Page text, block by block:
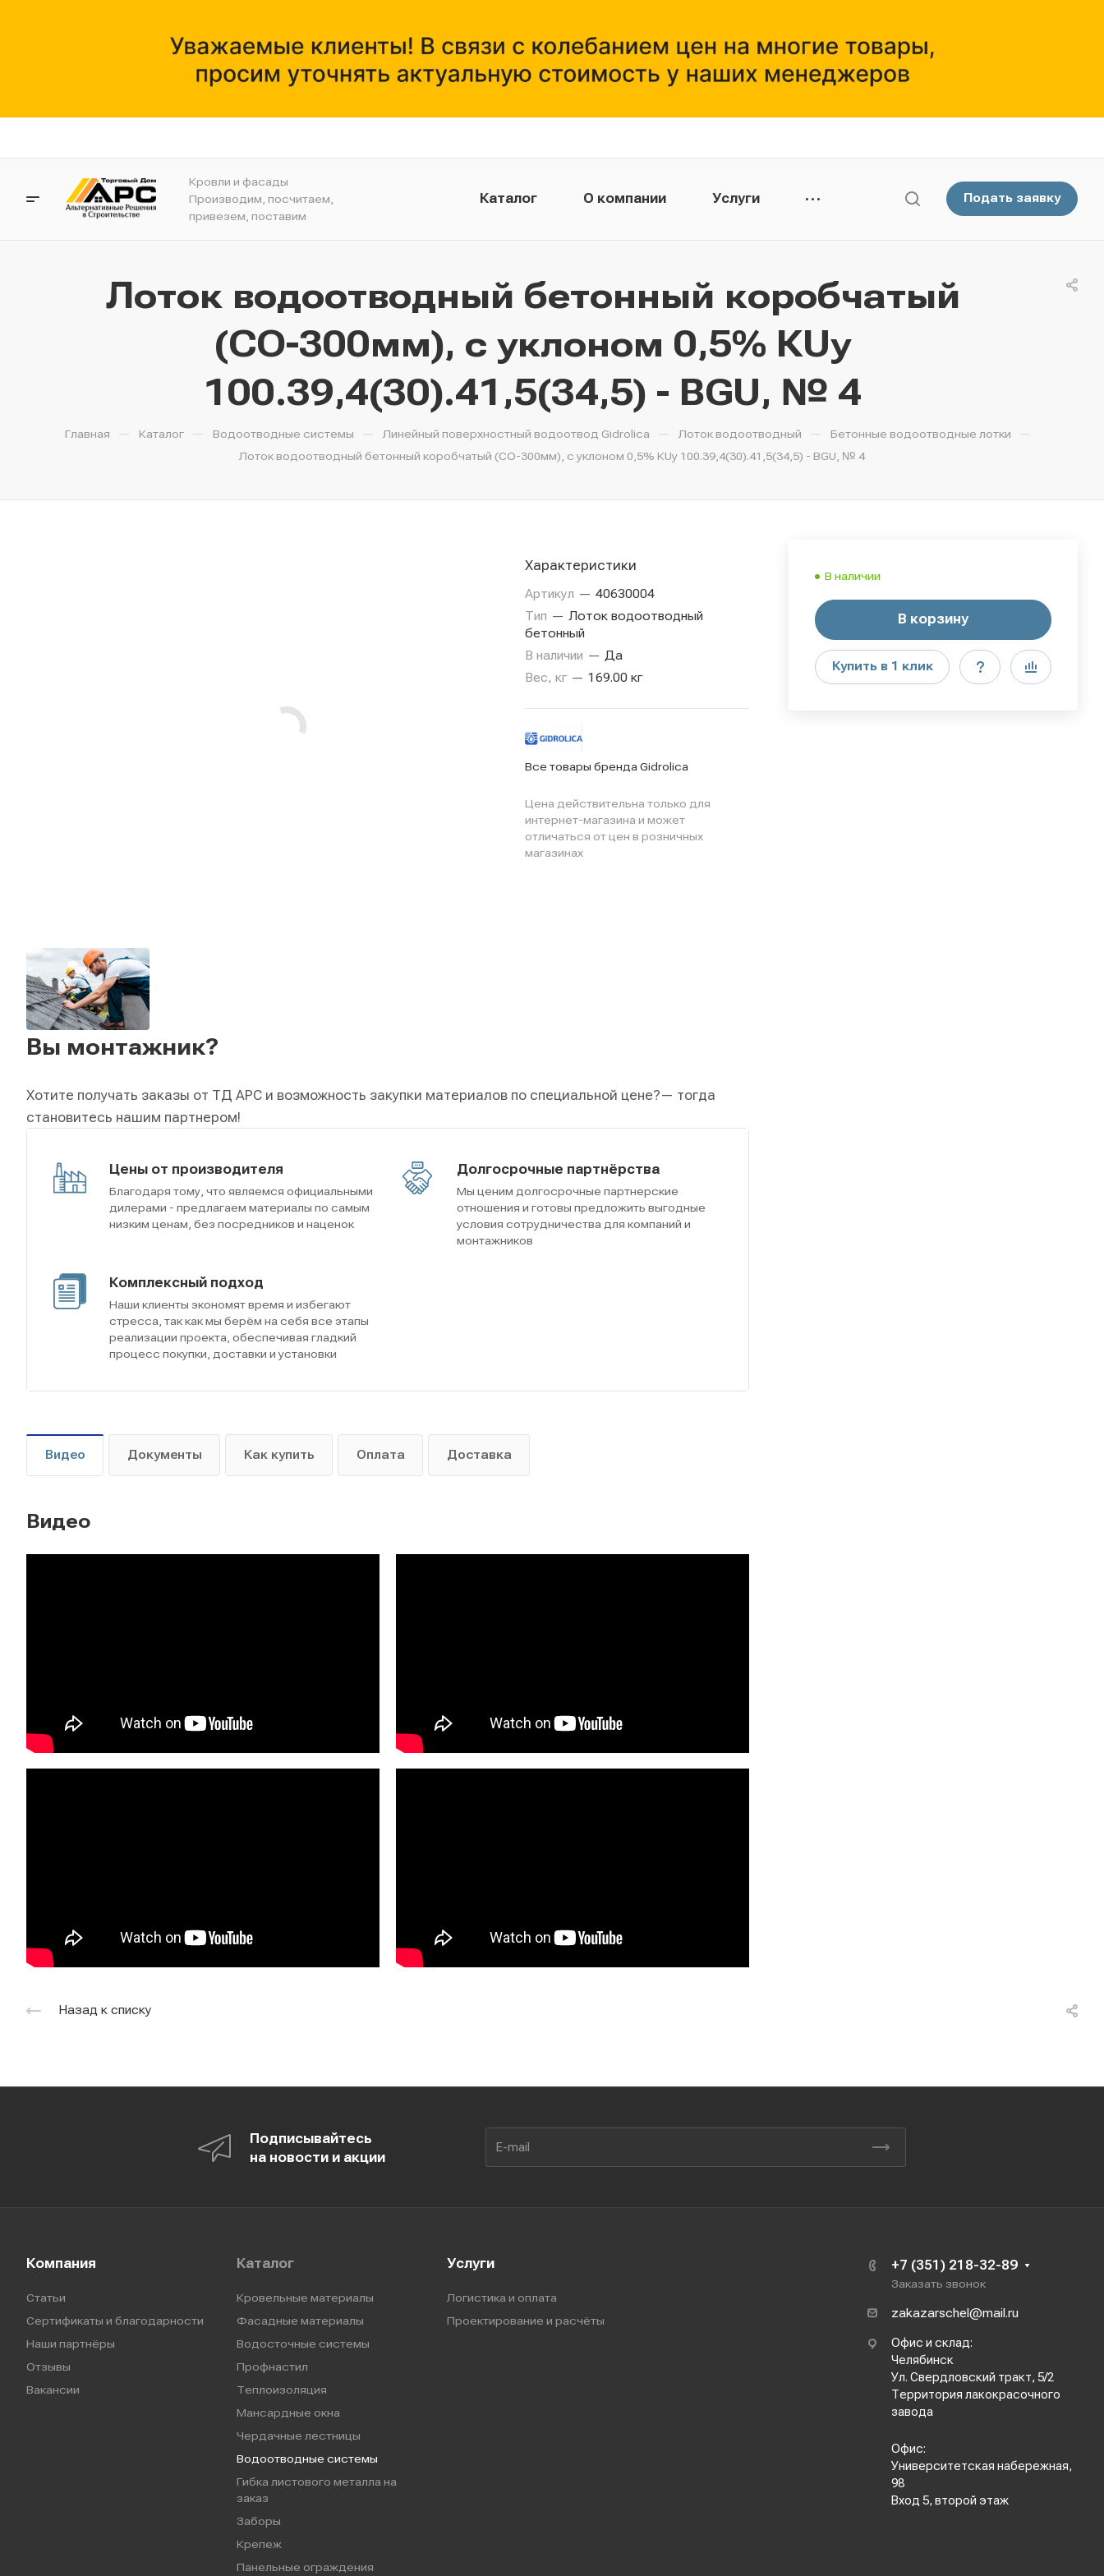
Кровли и фасады
Производим, посчитаем,
привезем, поставим
Каталог О компании Услуги Подать заявку
Лоток водоотводный бетонный коробчатый
(СО-300мм), с уклоном 0,5% КUу
100.39,4(30).41,5(34,5) - BGU, № 4
Главная — Каталог — Водоотводные системы — Линейный поверхностный водоотвод Gidrolica — Лоток водоотводный — Бетонные водоотводные лотки —
Лоток водоотводный бетонный коробчатый (СО-300мм), с уклоном 0,5% КUу 100.39,4(30).41,5(34,5) - BGU, № 4
В наличии
В корзину
Купить в 1 клик
Характеристики
Артикул — 40630004
Тип — Лоток водоотводный
бетонный
В наличии — Да
Вес, кг — 169.00 кг
Все товары бренда Gidrolica
Цена действительна только для
интернет-магазина и может
отличаться от цен в розничных
магазинах
Вы монтажник?
Хотите получать заказы от ТД АРС и возможность закупки материалов по специальной цене?— тогда
становитесь нашим партнером!
Цены от производителя
Благодаря тому, что являемся официальными
дилерами - предлагаем материалы по самым
низким ценам, без посредников и наценок
Долгосрочные партнёрства
Мы ценим долгосрочные партнерские
отношения и готовы предложить выгодные
условия сотрудничества для компаний и
монтажников
Комплексный подход
Наши клиенты экономят время и избегают
стресса, так как мы берём на себя все этапы
реализации проекта, обеспечивая гладкий
процесс покупки, доставки и установки
Видео Документы Как купить Оплата Доставка
Видео
Назад к списку
Подписывайтесь
на новости и акции
Компания
Статьи
Сертификаты и благодарности
Наши партнёры
Отзывы
Вакансии
Каталог
Кровельные материалы
Фасадные материалы
Водосточные системы
Профнастил
Теплоизоляция
Мансардные окна
Чердачные лестницы
Водоотводные системы
Гибка листового металла на
заказ
Заборы
Крепеж
Панельные ограждения
Услуги
Логистика и оплата
Проектирование и расчёты
+7 (351) 218-32-89
Заказать звонок
zakazarschel@mail.ru
Офис и склад:
Челябинск
Ул. Свердловский тракт, 5/2
Территория лакокрасочного
завода
Офис:
Университетская набережная,
98
Вход 5, второй этаж